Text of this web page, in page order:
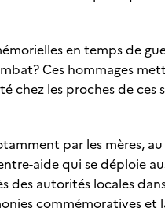
en temps de
Ces hommages
chez les proches de ces
par les mères,
aide qui se déploie
des autorités locales
commémoratives